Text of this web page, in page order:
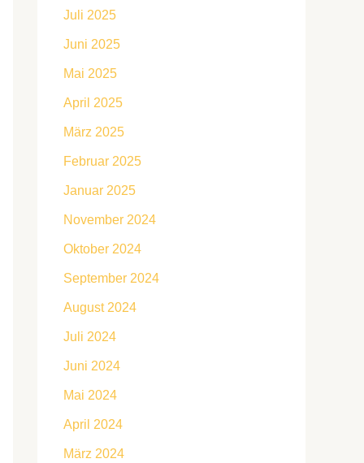
Juli 2025
Juni 2025
Mai 2025
April 2025
März 2025
Februar 2025
Januar 2025
November 2024
Oktober 2024
September 2024
August 2024
Juli 2024
Juni 2024
Mai 2024
April 2024
März 2024